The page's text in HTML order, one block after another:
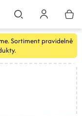
Sortiment pravidelně